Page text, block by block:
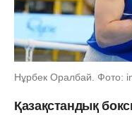
Нұрбек Оралбай. Фото:
Қазақстандық